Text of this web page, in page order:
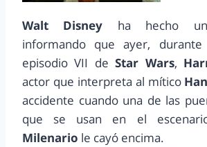
Walt Disney ha hecho un
informando que ayer,
episodio VII deStar Wars,
actor que interpreta al mítico
accidente cuando una de las
que se usan en el
Milenario le cayó encima.